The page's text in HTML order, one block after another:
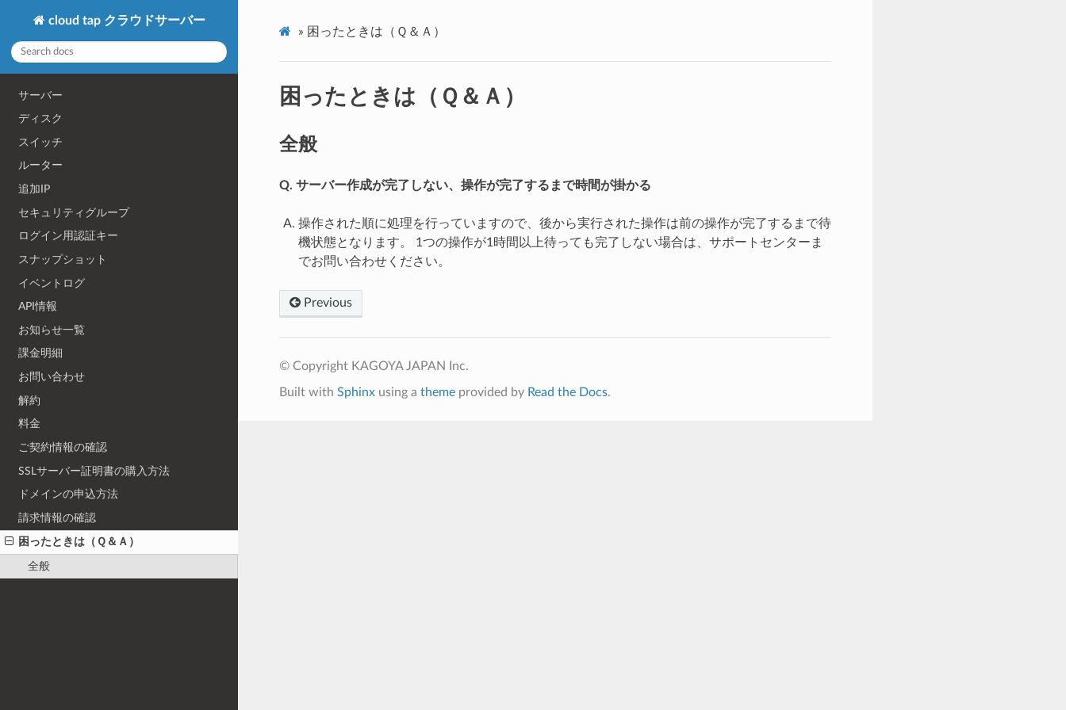
cloud tap クラウドサーバー
サーバー
ディスク
スイッチ
ルーター
追加IP
セキュリティグループ
ログイン用認証キー
スナップショット
イベントログ
API情報
お知らせ一覧
課金明細
お問い合わせ
解約
料金
ご契約情報の確認
SSLサーバー証明書の購入方法
ドメインの申込方法
請求情報の確認
困ったときは（Ｑ＆Ａ）
全般
» 困ったときは（Ｑ＆Ａ）
困ったときは（Ｑ＆Ａ）
全般
Q. サーバー作成が完了しない、操作が完了するまで時間が掛かる
操作された順に処理を行っていますので、後から実行された操作は前の操作が完了するまで待
機状態となります。 1つの操作が1時間以上待っても完了しない場合は、サポートセンターま
でお問い合わせください。
Previous
© Copyright KAGOYA JAPAN Inc.
Built with Sphinxusing a themeprovided by Read the Docs.